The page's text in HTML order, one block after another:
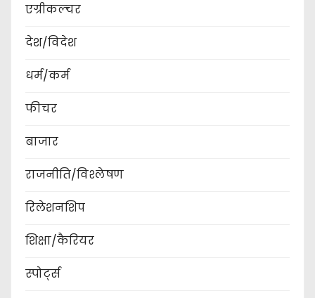
एग्रीकल्चर
देश/विदेश
धर्म/कर्म
फीचर
बाजार
राजनीति/विश्लेषण
रिलेशनशिप
शिक्षा/कैरियर
स्पोर्ट्स